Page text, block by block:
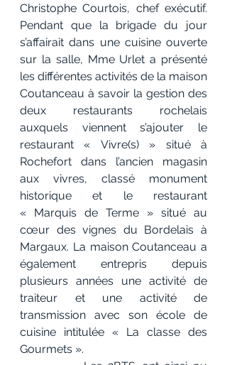
Christophe Courtois, chef exécutif.
Pendant que la brigade du jour
s’affairait dans une cuisine ouverte
sur la salle, Mme Urlet a présenté
les différentes activités de la maison
Coutanceau à savoir la gestion des
deux restaurants rochelais
auxquels viennent s’ajouter le
restaurant « Vivre(s) » situé à
Rochefort dans l’ancien magasin
aux vivres, classé monument
historique et le restaurant
« Marquis de Terme » situé au
cœur des vignes du Bordelais à
Margaux. La maison Coutanceau a
également entrepris depuis
plusieurs années une activité de
traiteur et une activité de
transmission avec son école de
cuisine intitulée « La classe des
Gourmets ».